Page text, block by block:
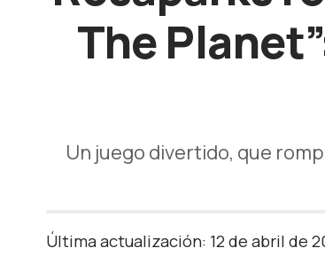
The
Un juego divertido, que
Última actualización: 12 de abril de